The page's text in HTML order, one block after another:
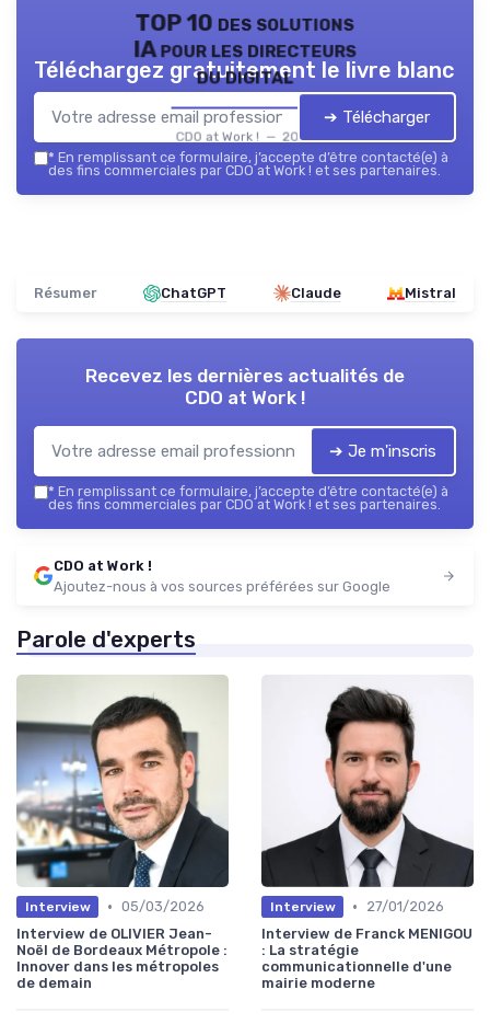
TOP 10 des solutions
IA pour les directeurs
du digital
CDO at Work ! — 2026
Téléchargez gratuitement le livre blanc
➔ Télécharger
* En remplissant ce formulaire, j’accepte d’être contacté(e) à
des fins commerciales par CDO at Work ! et ses partenaires.
Résumer ChatGPT Claude Mistral
Recevez les dernières actualités de
CDO at Work !
➔ Je m'inscris
* En remplissant ce formulaire, j’accepte d’être contacté(e) à
des fins commerciales par CDO at Work ! et ses partenaires.
CDO at Work !
Ajoutez-nous à vos sources préférées sur Google
Parole d'experts
Interview • 05/03/2026
Interview de OLIVIER Jean-
Noël de Bordeaux Métropole :
Innover dans les métropoles
de demain
Interview •
27/01/2026
Interview de Franck MENIGOU
: La stratégie
communicationnelle d'une
mairie moderne